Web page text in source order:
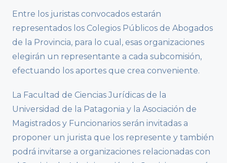
Entre los juristas convocados estarán
representados los Colegios Públicos de Abogados
de la Provincia, para lo cual, esas organizaciones
elegirán un representante a cada subcomisión,
efectuando los aportes que crea conveniente.
La Facultad de Ciencias Jurídicas de la
Universidad de la Patagonia y la Asociación de
Magistrados y Funcionarios serán invitadas a
proponer un jurista que los represente y también
podrá invitarse a organizaciones relacionadas con